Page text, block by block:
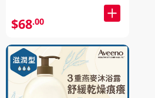
$68.00